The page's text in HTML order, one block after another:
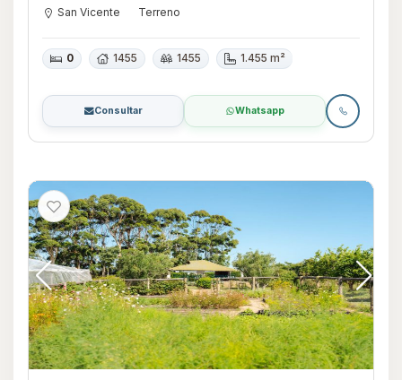
San Vicente Terreno
0 1455 1455 1.455 m²
Consultar Whatsapp